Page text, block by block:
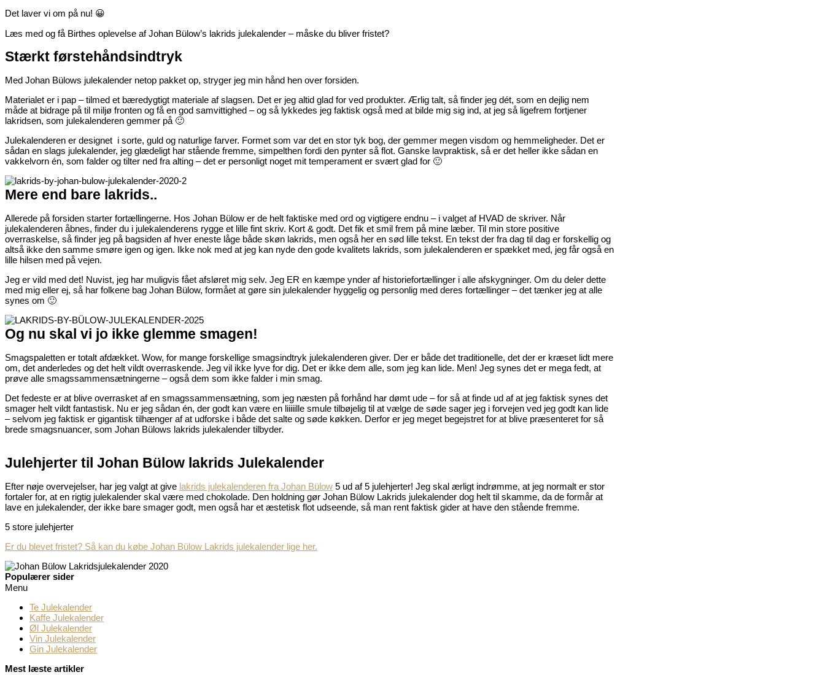
Det laver vi om på nu! 😀
Læs med og få Birthes oplevelse af Johan Bülow’s lakrids julekalender – måske du bliver fristet?
Stærkt førstehåndsindtryk
Med Johan Bülows julekalender netop pakket op, stryger jeg min hånd hen over forsiden.
Materialet er i pap – tilmed et bæredygtigt materiale af slagsen. Det er jeg altid glad for ved produkter. Ærlig talt, så finder jeg dét, som en dejlig nem
måde at bidrage på til miljø fronten og få en god samvittighed – og så lykkedes jeg faktisk også med at bilde mig sig ind, at jeg så ligefrem fortjener
lakridsen, som julekalenderen gemmer på 🙂
Julekalenderen er designet i sorte, guld og naturlige farver. Formet som var det en stor tyk bog, der gemmer megen visdom og hemmeligheder. Det er
sådan en slags julekalender, jeg glædeligt har stående fremme, simpelthen fordi den pynter så flot. Ganske lavpraktisk, så er det heller ikke sådan en
vakkelvorn én, som falder og tilter ned fra alting – det er personligt noget mit temperament er svært glad for 🙂
Mere end bare lakrids..
Allerede på forsiden starter fortællingerne. Hos Johan Bülow er de helt faktiske med ord og vigtigere endnu – i valget af HVAD de skriver. Når
julekalenderen åbnes, finder du i julekalenderens rygge et lille fint skriv. Kort & godt. Det fik et smil frem på mine læber. Til min store positive
overraskelse, så finder jeg på bagsiden af hver eneste låge både skøn lakrids, men også her en sød lille tekst. En tekst der fra dag til dag er forskellig og
altså ikke den samme smøre igen og igen. Ikke nok med at jeg kan nyde den gode kvalitets lakrids, som julekalenderen er spækket med, jeg får også en
lille hilsen med på vejen.
Jeg er vild med det! Nuvist, jeg har muligvis fået afsløret mig selv. Jeg ER en kæmpe ynder af historiefortællinger i alle afskygninger. Om du deler dette
med mig eller ej, så har folkene bag Johan Bülow, formået at gøre sin julekalender hyggelig og personlig med deres fortællinger – det tænker jeg at alle
synes om 🙂
Og nu skal vi jo ikke glemme smagen!
Smagspaletten er totalt afdækket. Wow, for mange forskellige smagsindtryk julekalenderen giver. Der er både det traditionelle, det der er kræset lidt mere
om, det anderledes og det helt vildt overraskende. Jeg vil ikke lyve for dig. Det er ikke dem alle, som jeg kan lide. Men! Jeg synes det er mega fedt, at
prøve alle smagssammensætningerne – også dem som ikke falder i min smag.
Det fedeste er at blive overrasket af en smagssammensætning, som jeg næsten på forhånd har dømt ude – for så at finde ud af at jeg faktisk synes det
smager helt vildt fantastisk. Nu er jeg sådan én, der godt kan være en liiiiille smule tilbøjelig til at vælge de søde sager jeg i forvejen ved jeg godt kan lide
– selvom jeg faktisk er gigantisk tilhænger af at udforske i både det salte og søde køkken. Derfor er jeg meget begejstret for at blive præsenteret for så
brede smagsnuancer, som Johan Bülows lakrids julekalender tilbyder.
Julehjerter til Johan Bülow lakrids Julekalender
Efter nøje overvejelser, har jeg valgt at give lakrids julekalenderen fra Johan Bülow 5 ud af 5 julehjerter! Jeg skal ærligt indrømme, at jeg normalt er stor
fortaler for, at en rigtig julekalender skal være med chokolade. Den holdning gør Johan Bülow Lakrids julekalender dog helt til skamme, da de formår at
lave en julekalender, der ikke bare smager godt, men også har et æstetisk flot udseende, så man rent faktisk gider at have den stående fremme.
5 store julehjerter
Er du blevet fristet? Så kan du købe Johan Bülow Lakrids julekalender lige her.
Populærer sider
Menu
Te Julekalender
Kaffe Julekalender
Øl Julekalender
Vin Julekalender
Gin Julekalender
Mest læste artikler